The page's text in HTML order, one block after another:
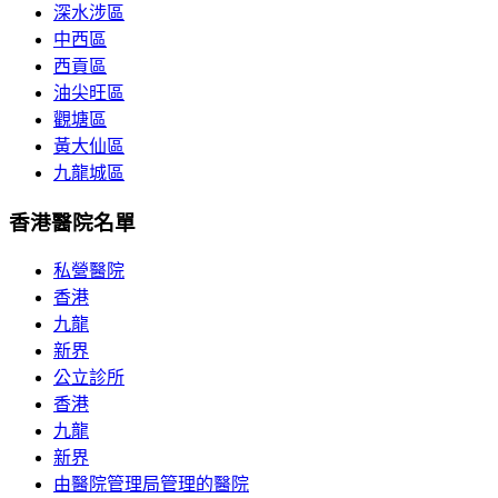
深水涉區
中西區
西貢區
油尖旺區
觀塘區
黃大仙區
九龍城區
香港醫院名單
私營醫院
香港
九龍
新界
公立診所
香港
九龍
新界
由醫院管理局管理的醫院